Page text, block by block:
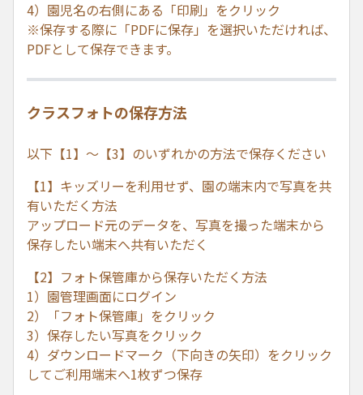
4）園児名の右側にある「印刷」をクリック
※保存する際に「PDFに保存」を選択いただければ、
PDFとして保存できます。
クラスフォトの保存方法
以下【1】～【3】のいずれかの方法で保存ください
【​​​​​​​1】キッズリーを利用せず、園の端末内で写真を共
有いただく方法
アップロード元のデータを、写真を撮った端末から
保存したい端末へ共有いただく
【2】フォト保管庫から保存いただく方法
1）園管理画面にログイン
2）「フォト保管庫」をクリック
3）保存したい写真をクリック
4）ダウンロードマーク（下向きの矢印）をクリック
してご利用端末へ1枚ずつ保存